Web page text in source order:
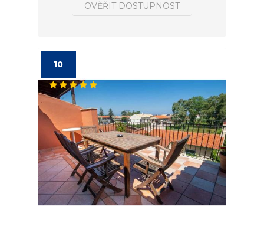
OVĚŘIT DOSTUPNOST
10